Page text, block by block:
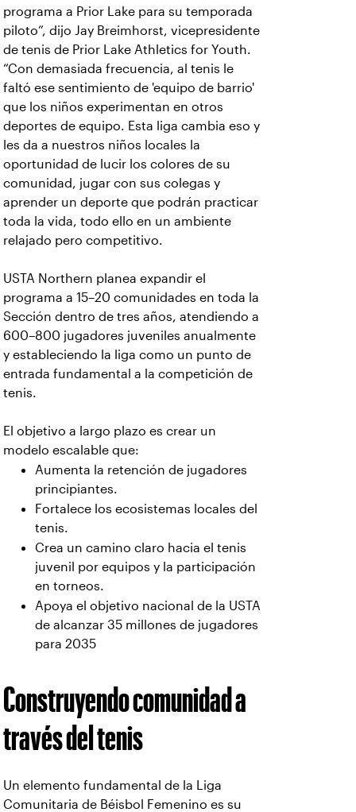
programa a Prior Lake para su temporada
piloto”, dijo Jay Breimhorst, vicepresidente
de tenis de Prior Lake Athletics for Youth.
“Con demasiada frecuencia, al tenis le
faltó ese sentimiento de 'equipo de barrio'
que los niños experimentan en otros
deportes de equipo. Esta liga cambia eso y
les da a nuestros niños locales la
oportunidad de lucir los colores de su
comunidad, jugar con sus colegas y
aprender un deporte que podrán practicar
toda la vida, todo ello en un ambiente
relajado pero competitivo.
USTA Northern planea expandir el
programa a 15–20 comunidades en toda la
Sección dentro de tres años, atendiendo a
600–800 jugadores juveniles anualmente
y estableciendo la liga como un punto de
entrada fundamental a la competición de
tenis.
El objetivo a largo plazo es crear un
modelo escalable que:
Aumenta la retención de jugadores
principiantes.
Fortalece los ecosistemas locales del
tenis.
Crea un camino claro hacia el tenis
juvenil por equipos y la participación
en torneos.
Apoya el objetivo nacional de la USTA
de alcanzar 35 millones de jugadores
para 2035
Construyendo comunidad a
través del tenis
Un elemento fundamental de la Liga
Comunitaria de Béisbol Femenino es su